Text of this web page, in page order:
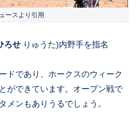
ースより引用
ろせ りゅうた)内野手を指名
ドであり、ホークスのウィーク
ができています。オープン戦で
メンもありうるでしょう。